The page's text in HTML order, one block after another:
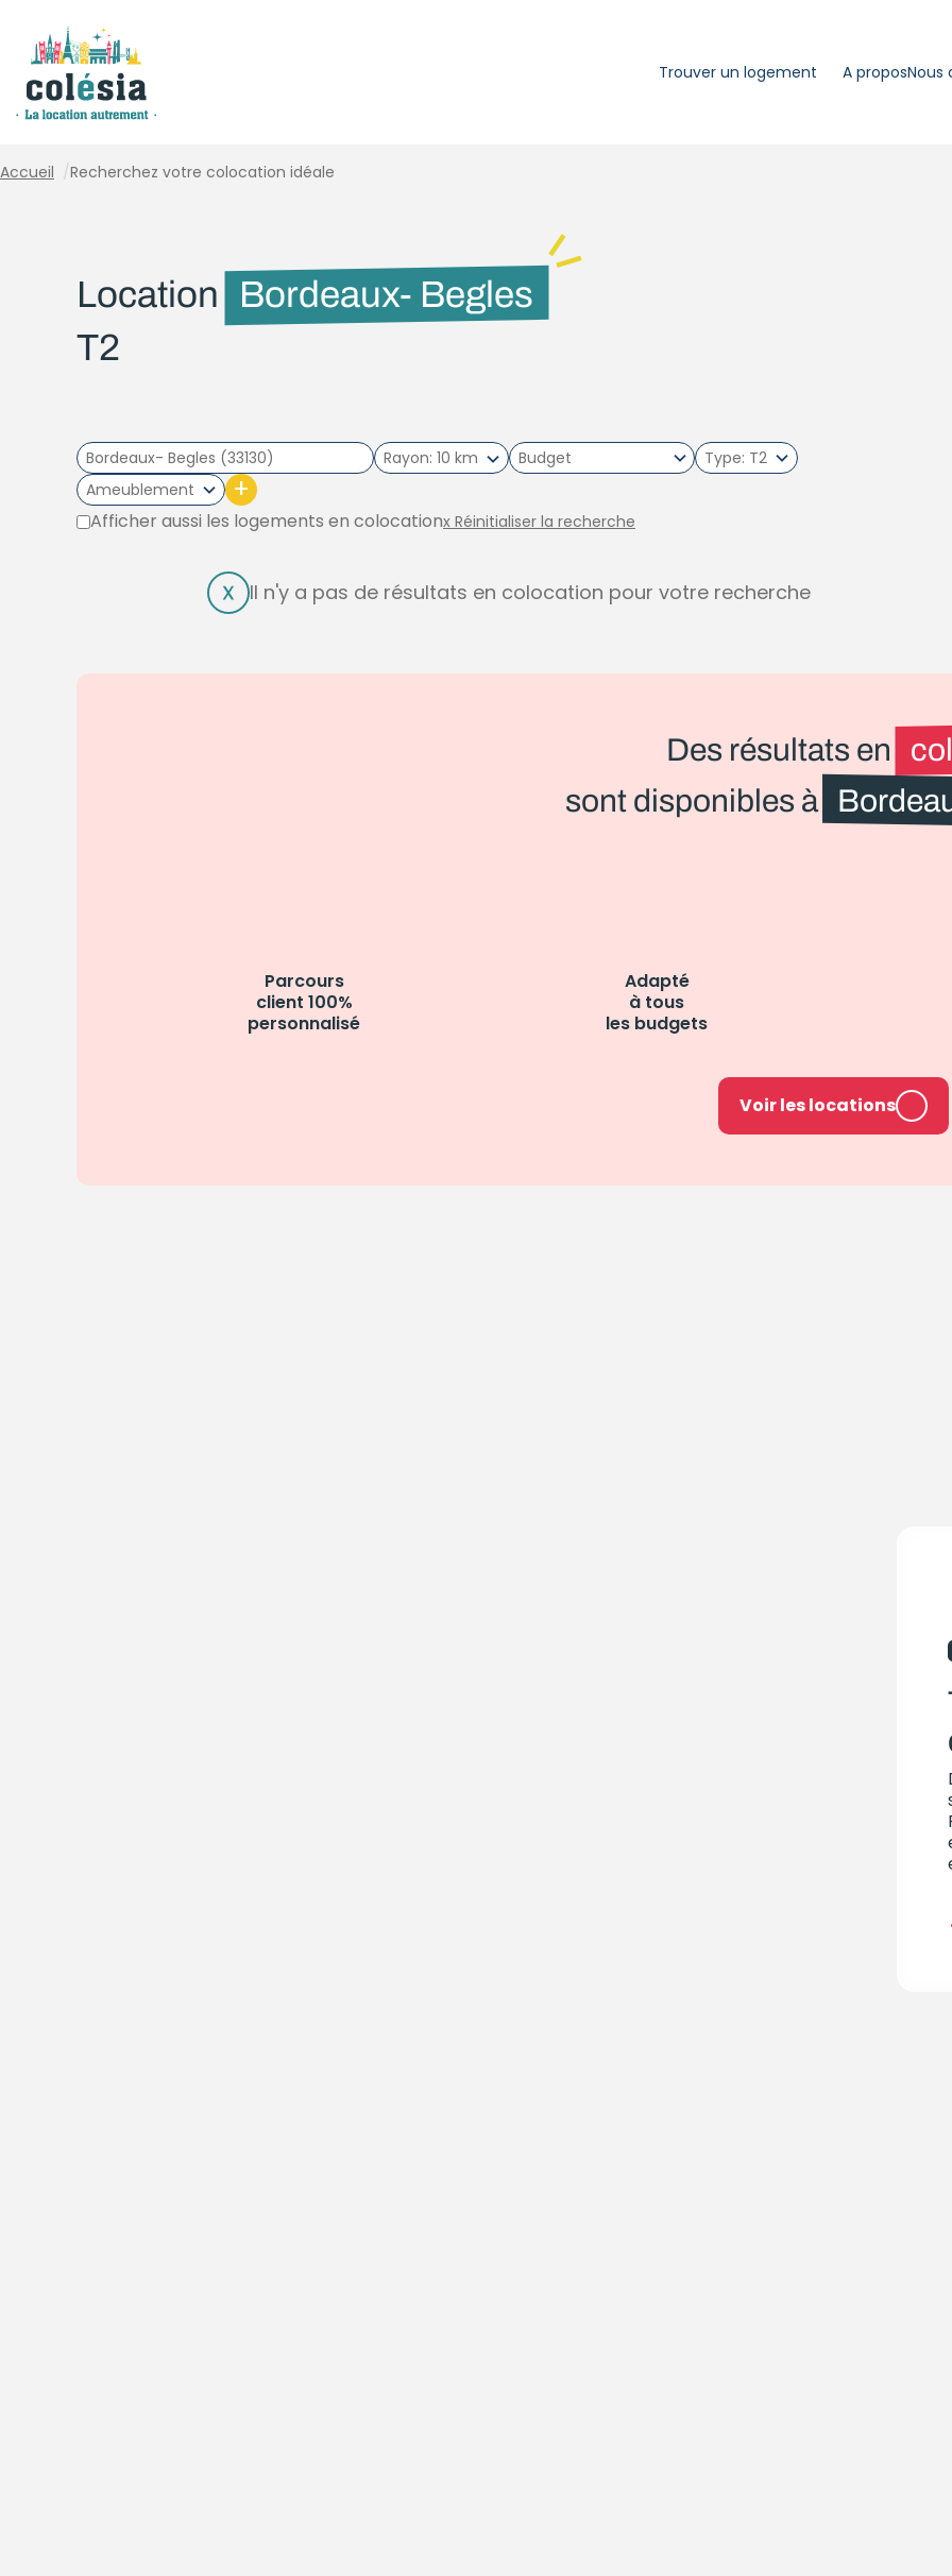
Trouver un logement A proposNous
Accueil /Recherchez votre colocation idéale
Location
Bordeaux- Begles
T2
Rayon 10 km Type T2
Ameublement
+
Afficher aussi les logements en colocationx Réinitialiser la recherche
Il n'y a pas de résultats en colocation pour votre recherche
Des résultats en
sont disponibles à
Parcours
client 100%
personnalisé
Adapté
à tous
les budgets
Voir les locations